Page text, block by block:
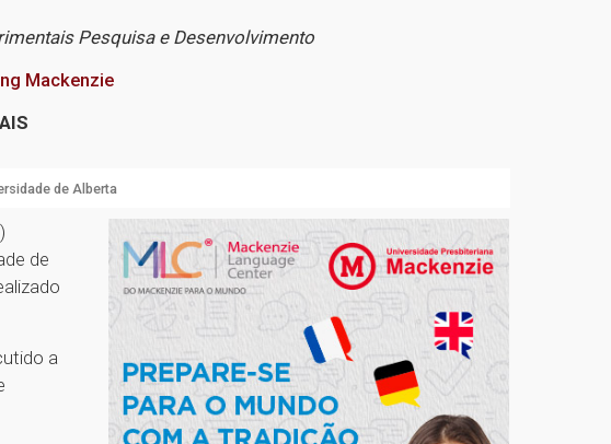
Pesquisa e Desenvolvimento
Mackenzie
de Alberta
de
a